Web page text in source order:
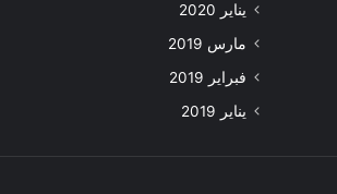
يناير 2020
مارس 2019
فبراير 2019
يناير 2019